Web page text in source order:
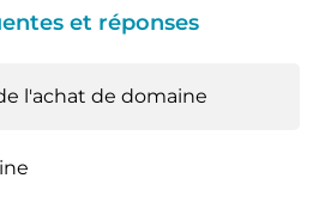
et réponses
l'achat de domaine